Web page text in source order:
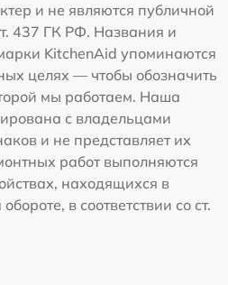
и не являются публичной
437 ГК РФ. Названия и
KitchenAid упоминаются
целях — чтобы обозначить
мы работаем. Наша
с владельцами
и не представляет их
работ выполняются
находящихся в
в соответствии со ст.